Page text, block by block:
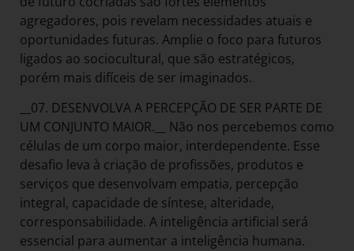
agregadores, pois revelam necessidades atuais e
oportunidades futuras. Amplie o foco para futuros
ligados ao sociocultural, que são estratégicos,
porém mais difíceis de ser imaginados.
__07. DESENVOLVA A PERCEPÇÃO DE SER PARTE DE
UM CONJUNTO MAIOR.__ Não nos percebemos como
células de um corpo maior, interdependente. Esse
desafio leva à criação de profissões, produtos e
serviços que desenvolvam empatia, percepção
integral, capacidade de síntese, alteridade,
corresponsabilidade. A inteligência artificial será
essencial para aumentar a inteligência humana.